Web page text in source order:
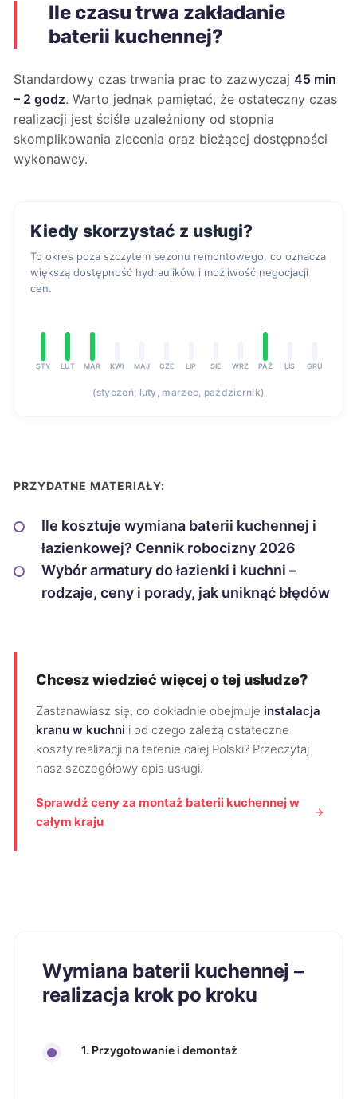
Ile czasu trwa zakładanie
baterii kuchennej?
Standardowy czas trwania prac to zazwyczaj 45 min
– 2 godz. Warto jednak pamiętać, że ostateczny czas
realizacji jest ściśle uzależniony od stopnia
skomplikowania zlecenia oraz bieżącej dostępności
wykonawcy.
Kiedy skorzystać z usługi?
To okres poza szczytem sezonu remontowego, co oznacza
większą dostępność hydraulików i możliwość negocjacji
cen.
STY LUT MAR KWI MAJ CZE LIP SIE WRZ PAŹ LIS GRU
(styczeń, luty, marzec, październik)
PRZYDATNE MATERIAŁY:
Ile kosztuje wymiana baterii kuchennej i
łazienkowej? Cennik robocizny 2026
Wybór armatury do łazienki i kuchni –
rodzaje, ceny i porady, jak uniknąć błędów
Chcesz wiedzieć więcej o tej usłudze?
Zastanawiasz się, co dokładnie obejmuje instalacja
kranu w kuchni i od czego zależą ostateczne
koszty realizacji na terenie całej Polski? Przeczytaj
nasz szczegółowy opis usługi.
Sprawdź ceny za montaż baterii kuchennej w
całym kraju
Wymiana baterii kuchennej –
realizacja krok po kroku
1. Przygotowanie i demontaż